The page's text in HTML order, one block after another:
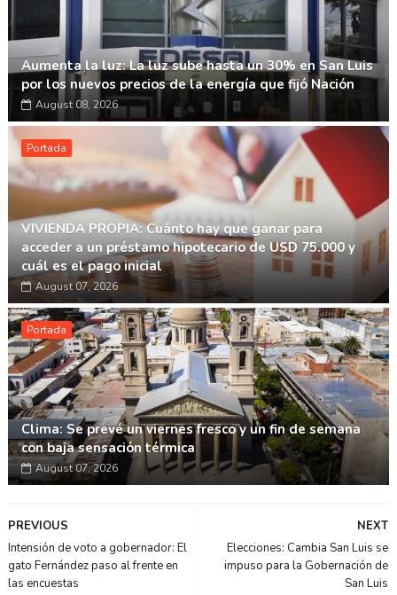
Aumenta la luz: La luz sube hasta un 30% en San Luis
por los nuevos precios de la energía que fijó Nación
August 08, 2026
Portada
VIVIENDA PROPIA: Cuánto hay que ganar para
acceder a un préstamo hipotecario de USD 75.000 y
cuál es el pago inicial
August 07, 2026
Portada
Clima: Se prevé un viernes fresco y un fin de semana
con baja sensación térmica
August 07, 2026
NEXT
Elecciones: Cambia San Luis se
impuso para la Gobernación de
San Luis
PREVIOUS
Intensión de voto a gobernador: El
gato Fernández paso al frente en
las encuestas